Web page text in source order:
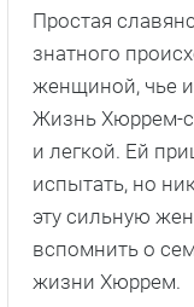
Простая
знатного
женщиной, чье
Жизнь Хюррем-
и легкой. Ей
испытать, но
эту сильную
вспомнить о
жизни Хюррем.